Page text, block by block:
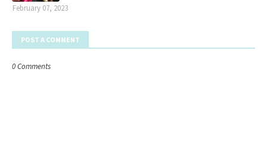
February 07, 2023
POST A COMMENT
0 Comments